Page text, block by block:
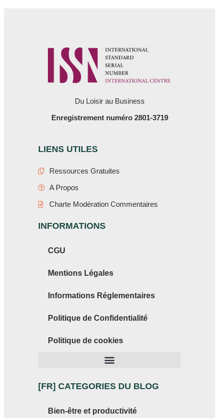
Du Loisir au Business
Enregistrement numéro 2801-3719
LIENS UTILES
Ressources Gratuites
A Propos
Charte Modération Commentaires
INFORMATIONS
CGU
Mentions Légales
Informations Réglementaires
Politique de Confidentialité
Politique de cookies
[FR] CATEGORIES DU BLOG
Bien-être et productivité